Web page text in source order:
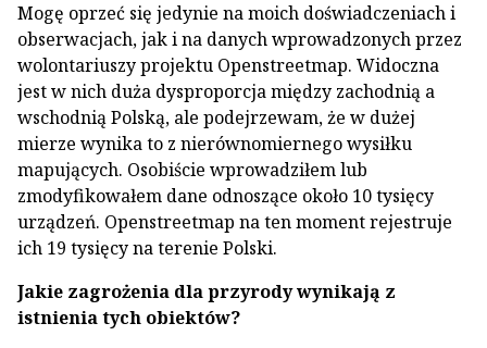
Mogę oprzeć się jedynie na moich doświadczeniach i
obserwacjach, jak i na danych wprowadzonych przez
wolontariuszy projektu Openstreetmap. Widoczna
jest w nich duża dysproporcja między zachodnią a
wschodnią Polską, ale podejrzewam, że w dużej
mierze wynika to z nierównomiernego wysiłku
mapujących. Osobiście wprowadziłem lub
zmodyfikowałem dane odnoszące około 10 tysięcy
urządzeń. Openstreetmap na ten moment rejestruje
ich 19 tysięcy na terenie Polski.
Jakie zagrożenia dla przyrody wynikają z
istnienia tych obiektów?